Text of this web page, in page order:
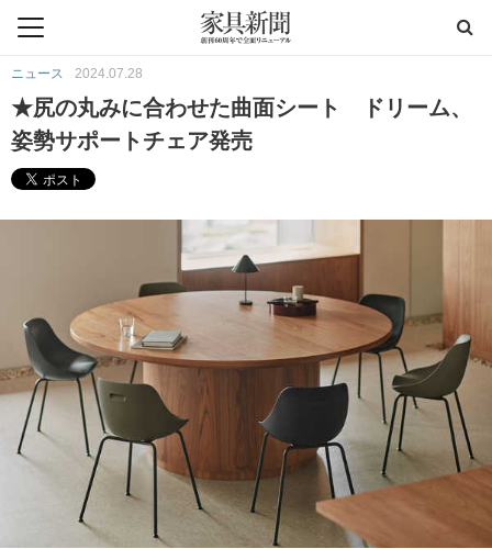
ニュース 2024.07.28
★尻の丸みに合わせた曲面シート ドリーム、
姿勢サポートチェア発売